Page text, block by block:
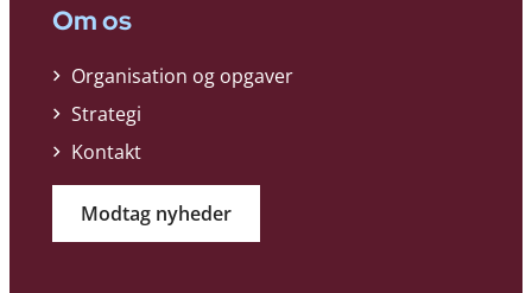
Om os
Organisation og opgaver
Strategi
Kontakt
Modtag nyheder